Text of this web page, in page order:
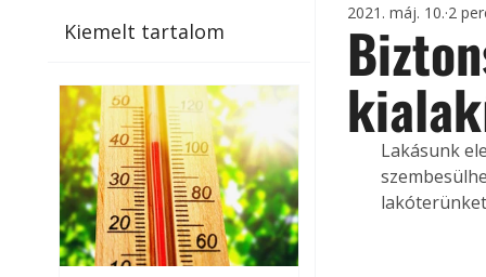
Kiemelt tartalom
2021. máj. 10. 2
Lakásunk